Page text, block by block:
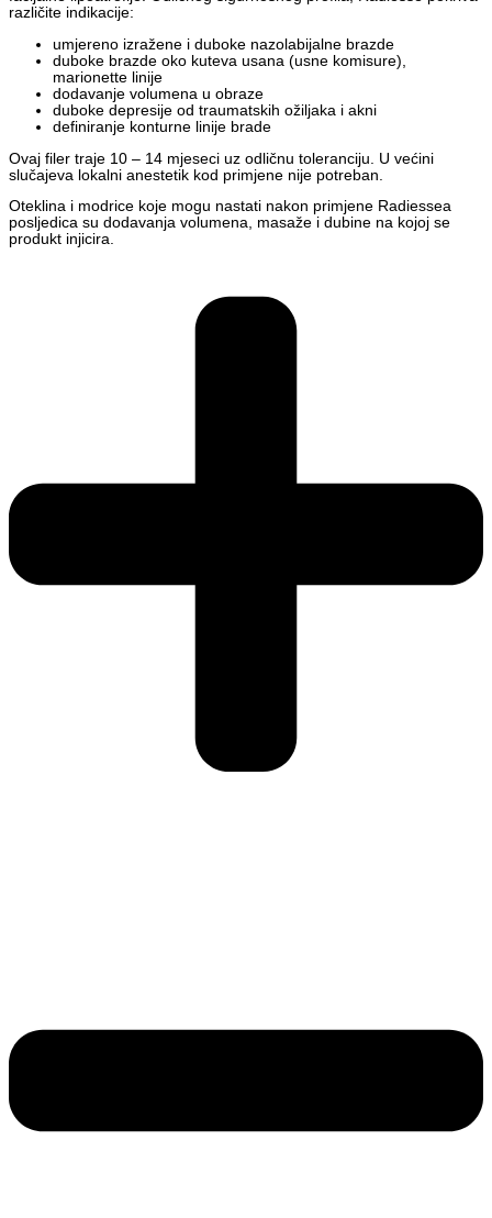
različite indikacije:
umjereno izražene i duboke nazolabijalne brazde
duboke brazde oko kuteva usana (usne komisure),
marionette linije
dodavanje volumena u obraze
duboke depresije od traumatskih ožiljaka i akni
definiranje konturne linije brade
Ovaj filer traje 10 – 14 mjeseci uz odličnu toleranciju. U većini
slučajeva lokalni anestetik kod primjene nije potreban.
Oteklina i modrice koje mogu nastati nakon primjene Radiessea
posljedica su dodavanja volumena, masaže i dubine na kojoj se
produkt injicira.